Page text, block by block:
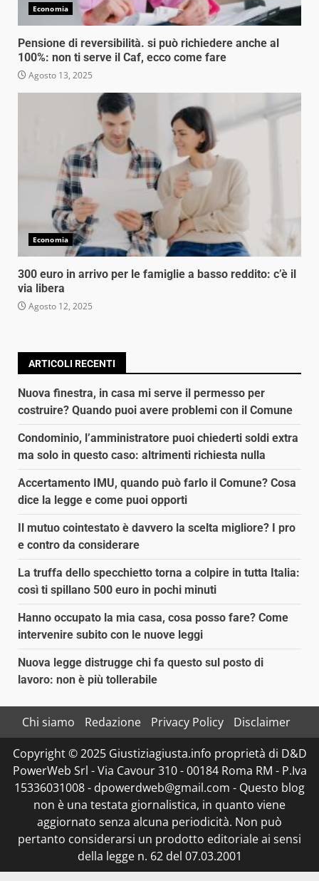
Economia
Pensione di reversibilità. si può richiedere anche al
100%: non ti serve il Caf, ecco come fare
Agosto 13, 2025
Economia
300 euro in arrivo per le famiglie a basso reddito: c’è il
via libera
Agosto 12, 2025
ARTICOLI RECENTI
Nuova finestra, in casa mi serve il permesso per
costruire? Quando puoi avere problemi con il Comune
Condominio, l’amministratore puoi chiederti soldi extra
ma solo in questo caso: altrimenti richiesta nulla
Accertamento IMU, quando può farlo il Comune? Cosa
dice la legge e come puoi opporti
Il mutuo cointestato è davvero la scelta migliore? I pro
e contro da considerare
La truffa dello specchietto torna a colpire in tutta Italia:
così ti spillano 500 euro in pochi minuti
Hanno occupato la mia casa, cosa posso fare? Come
intervenire subito con le nuove leggi
Nuova legge distrugge chi fa questo sul posto di
lavoro: non è più tollerabile
Chi siamo Redazione Privacy Policy
Disclaimer
Copyright © 2025 Giustiziagiusta.info proprietà di D&D
PowerWeb Srl - Via Cavour 310 - 00184 Roma RM - P.Iva
15336031008 - dpowerdweb@gmail.com - Questo blog
non è una testata giornalistica, in quanto viene
aggiornato senza alcuna periodicità. Non può
pertanto considerarsi un prodotto editoriale ai sensi
della legge n. 62 del 07.03.2001